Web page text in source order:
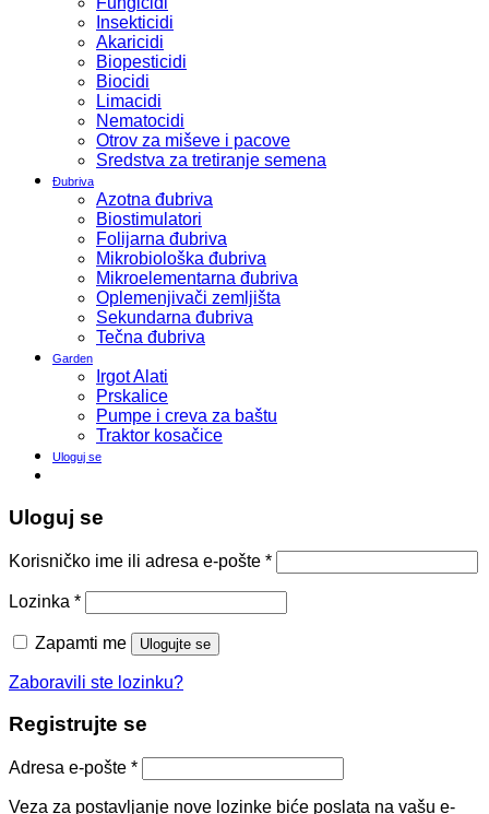
Insekticidi
Akaricidi
Biopesticidi
Biocidi
Limacidi
Nematocidi
Otrov za miševe i pacove
Sredstva za tretiranje semena
Đubriva
Azotna đubriva
Biostimulatori
Folijarna đubriva
Mikrobiološka đubriva
Mikroelementarna đubriva
Oplemenjivači zemljišta
Sekundarna đubriva
Tečna đubriva
Garden
Irgot Alati
Prskalice
Pumpe i creva za baštu
Traktor kosačice
Uloguj se
Uloguj se
Korisničko ime ili adresa e-pošte *
Lozinka *
Zapamti me Ulogujte se
Zaboravili ste lozinku?
Registrujte se
Adresa e-pošte *
Veza za postavljanje nove lozinke biće poslata na vašu e-